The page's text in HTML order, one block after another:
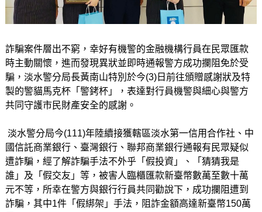
詐騙案件層出不窮，幸好有機警的金融機構行員在民眾匯款
時主動關懷，進而發現異狀並即時通報警方成功攔阻免於受
騙，淡水警分局長黃南山特別於今(3)日前往頒贈感謝狀及特
製的警貓馬克杯「警銬杯」，表達對行員機警與細心與警方
共同守護市民財產安全的感謝。
淡水警分局今(111)年陸續接獲轄區淡水第一信用合作社、中
國信託商業銀行、臺灣銀行、聯邦商業銀行通報有民眾疑似
遭詐騙，經了解詐騙手法不外乎「假投資」、「猜猜我是
誰」及「假交友」等，被害人臨櫃匯款新臺幣數萬至數十萬
元不等，所幸在警方與銀行行員共同勸說下，成功攔阻遭到
詐騙，其中1件「假綁架」手法，阻詐金額高達新臺幣150萬